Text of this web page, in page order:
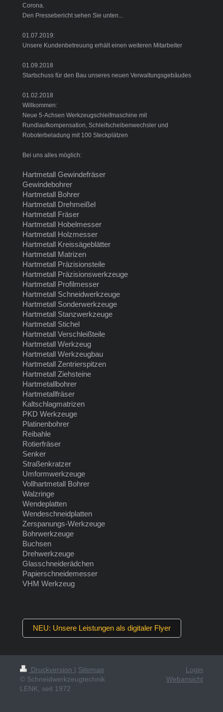
Corona.
Den Pressebericht sehen Sie unten...
01.07.2019:
Unsere Kundenbetreuung erhält einen weiteren Mitarbeiter
01.09.2018
Startschuss für den Bau unseres neuen Verwaltungsgebäudes
01.02.2018
Willkommen:
Neue 5-Achsen Werkzeugschleifmaschine mit
Rundlaufkompensation, Schleifscheibenwechsler und
Roboterbeladung mit 100 Steckplätzen
Bei uns alles möglich:
Hartmetall Gewindefräser
Gewindebohrer
Hartmetall Bohrer
Hartmetall Drehmeißel
Hartmetall Fräser
Hartmetall Hobelmesser
Hartmetall Holzmesser
Hartmetall Kreissägeblätter
Hartmetall Matrizen
Hartmetall Präzisionsteile
Hartmetall Präzisionswerkzeuge
Hartmetall Profilmesser
Hartmetall Schneidwerkzeuge
Hartmetall Sonderwerkzeuge
Hartmetall Stanzwerkzeuge
Hartmetall Stichel
Hartmetall Verschleißteile
Hartmetall Werkzeug
Hartmetall Werkzeugbau
Hartmetall Zentrierspitzen
Hartmetall Ziehsteine
Hartmetallbohrer
Hartmetallfräser
Kaltschlagmatrizen
PKD Werkzeuge
Platinenbohrer
Reibahle
Rotierfräser
Senker
Straßenkratzer
Umformwerkzeuge
Vollhartmetall Bohrer
Walzringe
Wendeplatten
Wendeschneidplatten
Zerspanungs-Werkzeuge
Bohrwerkzeuge
Buchsen
Drehwerkzeuge
Glasschneiderädchen
Papierschneidemesser
VHM Werkzeug
NEU: Unsere Leistungen als digitaler Flyer
Druckversion | Sitemap
© Schneidwerkzeugtechnik
LENK, seit 1972
Login
Webansicht